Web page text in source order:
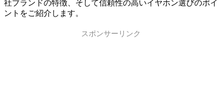
社ブランドの特徴、そして信頼性の高いイヤホン選びのポイ
ントをご紹介します。
スポンサーリンク